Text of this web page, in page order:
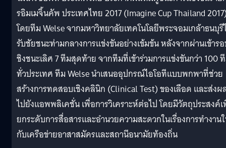
รอิมเมจิ้นคัพ ประเทศไทย 2017 (Imagine Cup Thailand
โดยทีม Welse จากมหาวิทยาลัยเทคโนโลยีพระจอมเกล้าธนบุ
รับชัยชนะท่ามกลางการแข่งขันอย่างเข้มข้น หลังจากผ่านเข้าร
ชิงชนะเลิศ 7 ทีมสุดท้าย จากทีมที่เข้าร่วมการแข่งขันกว่า 100
ทั่วประเทศ ทีม Welse นำเสนออุปกรณ์ไอโอทีแบบพกพาที่ช่วย
สร้างการทดสอบเชิงคลินิก (Clinical Test) ของเลือด และส่งผ
ไปยังแอพพลิเคชั่น เพื่อการวิเคราะห์ต่อไป โดยมีวัตถุประสงค์
ยกระดับการสื่อสารและอำนวยความสะดวกในเรื่องการทำงาน
กับเครือข่ายอาสาสมัครและสถานีอนามัยท้องถิ่น